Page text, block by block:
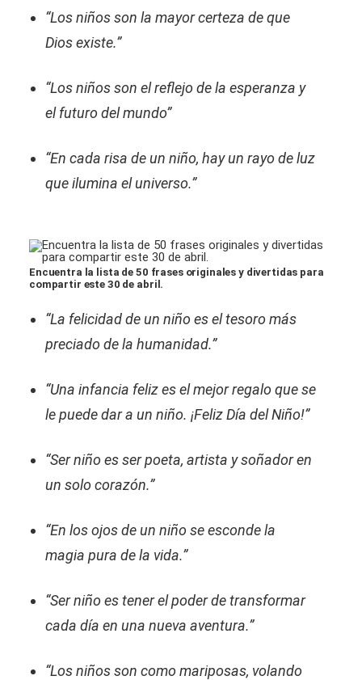
“Los niños son la mayor certeza de que
Dios existe.”
“Los niños son el reflejo de la esperanza y
el futuro del mundo”
“En cada risa de un niño, hay un rayo de luz
que ilumina el universo.”
Encuentra la lista de 50 frases originales y divertidas para
compartir este 30 de abril.
“La felicidad de un niño es el tesoro más
preciado de la humanidad.”
“Una infancia feliz es el mejor regalo que se
le puede dar a un niño. ¡Feliz Día del Niño!”
“Ser niño es ser poeta, artista y soñador en
un solo corazón.”
“En los ojos de un niño se esconde la
magia pura de la vida.”
“Ser niño es tener el poder de transformar
cada día en una nueva aventura.”
“Los niños son como mariposas, volando